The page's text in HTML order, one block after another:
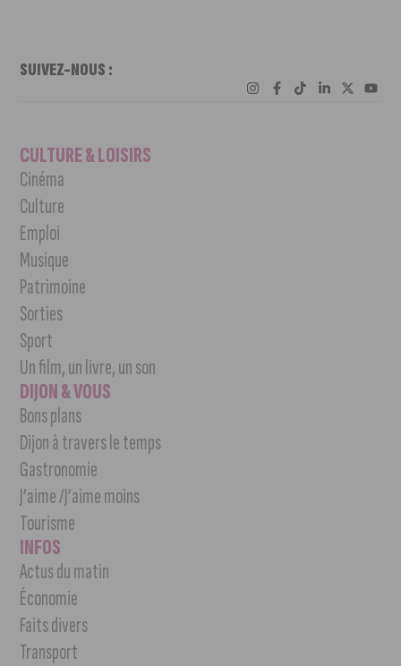
SUIVEZ-NOUS :
CULTURE & LOISIRS
Cinéma
Culture
Emploi
Musique
Patrimoine
Sorties
Sport
Un film, un livre, un son
DIJON & VOUS
Bons plans
Dijon à travers le temps
Gastronomie
J’aime /J’aime moins
Tourisme
INFOS
Actus du matin
Économie
Faits divers
Transport